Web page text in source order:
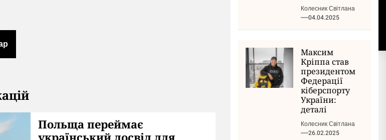
Польща переймає
український досвід для
Колесник Світлана
04.04.2025
Максим
Кріппа став
президентом
Федерації
кіберспорту
України:
деталі
Колесник Світлана
26.02.2025